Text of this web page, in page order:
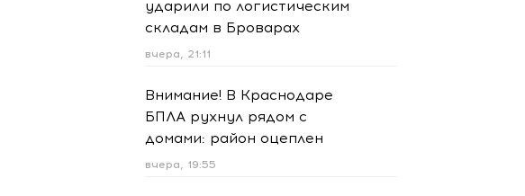
ударили по логистическим
складам в Броварах
вчера, 21:11
Внимание! В Краснодаре
БПЛА рухнул рядом с
домами: район оцеплен
вчера, 19:55